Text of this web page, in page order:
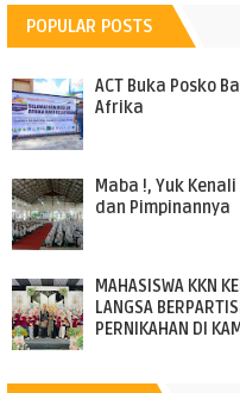
POPULAR POSTS
ACT Buka Posko
Afrika
Maba !, Yuk
dan Pimpinannya
MAHASISWA KKN
LANGSA
PERNIKAHAN DI